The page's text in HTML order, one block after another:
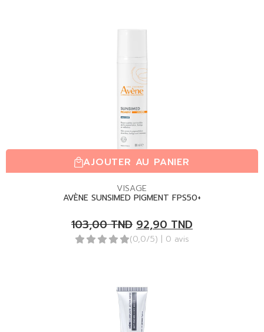
AJOUTER AU PANIER
VISAGE
AVÈNE SUNSIMED PIGMENT FPS50+
103,00TND 92,90TND
(0,0/5) | 0 avis